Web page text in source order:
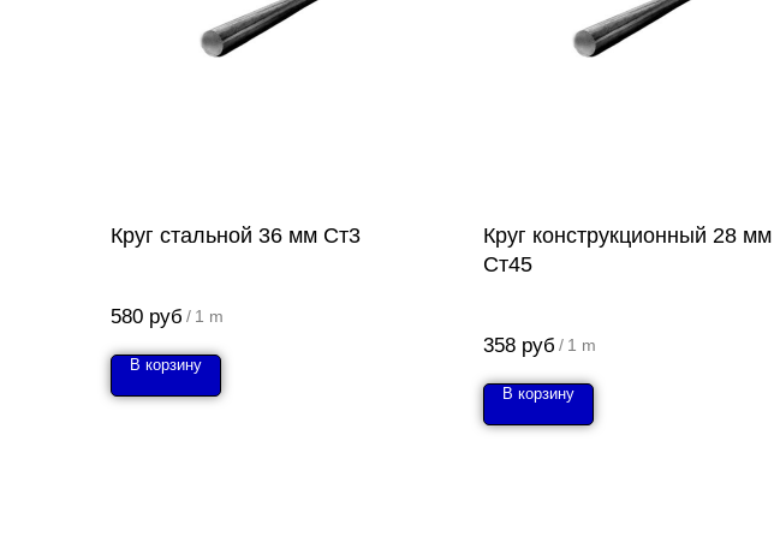
Круг стальной 36 мм Ст3
580 руб / 1 m
В корзину
Круг конструкционный 28 мм
Ст45
358 руб / 1 m
В корзину